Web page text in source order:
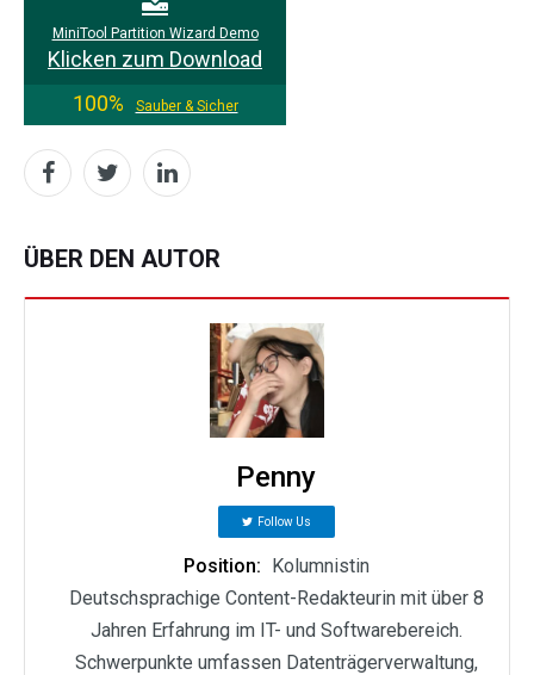
MiniTool Partition Wizard Demo
Klicken zum Download
100%
Sauber & Sicher
ÜBER DEN AUTOR
Penny
Follow Us
Position: Kolumnistin
Deutschsprachige Content-Redakteurin mit über 8
Jahren Erfahrung im IT- und Softwarebereich.
Schwerpunkte umfassen Datenträgerverwaltung,